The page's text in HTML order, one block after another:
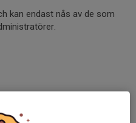
kan endast nås av de som